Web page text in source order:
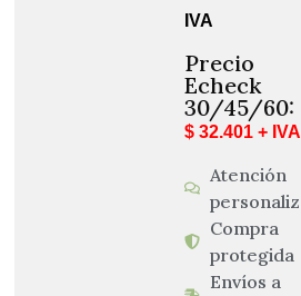
IVA
Precio
Echeck
30/45/60:
$ 32.401 + IVA
Atención
Compra
protegida
Envíos a